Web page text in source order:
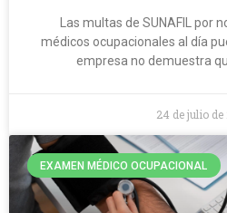
Las multas de SUNAFIL por
médicos ocupacionales al día
empresa no demuestra
24 de julio de
EXAMEN MÉDICO OCUPACIONAL